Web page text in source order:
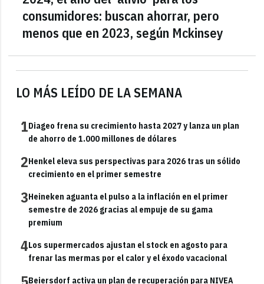
LO MÁS LEÍDO DE LA SEMANA
1Diageo frena su crecimiento hasta 2027 y lanza un plan
de ahorro de 1.000 millones de dólares
2Henkel eleva sus perspectivas para 2026 tras un sólido
crecimiento en el primer semestre
3Heineken aguanta el pulso a la inflación en el primer
semestre de 2026 gracias al empuje de su gama
premium
4Los supermercados ajustan el stock en agosto para
frenar las mermas por el calor y el éxodo vacacional
Beiersdorf activa un plan de recuperación para NIVEA
consumidores: buscan ahorrar, pero
menos que en 2023, según Mckinsey